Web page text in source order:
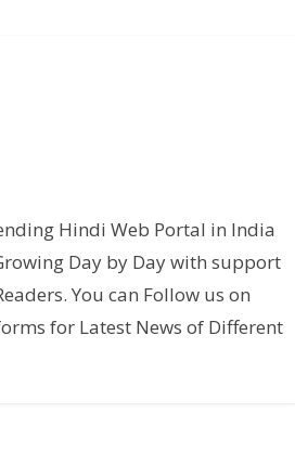
Hindi Web Portal in India
Day by Day with support
You can Follow us on
for Latest News of Different